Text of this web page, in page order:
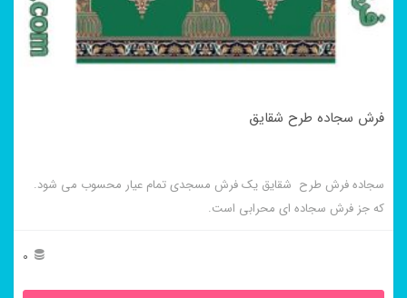
فرش سجاده طرح شقایق
سجاده فرش طرح شقایق یک فرش مسجدی تمام عیار محسوب می شود.
که جز فرش سجاده ای محرابی است.
0